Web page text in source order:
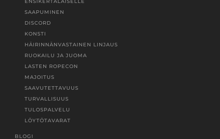
ENSIKERTALAISELLE
SAAPUMINEN
DISCORD
KONSTI
HÄIRINNÄNVASTAINEN LINJAUS
RUOKAILU JA JUOMA
LASTEN ROPECON
MAJOITUS
SAAVUTETTAVUUS
TURVALLISUUS
TULOSPALVELU
LÖYTÖTAVARAT
BLOGI